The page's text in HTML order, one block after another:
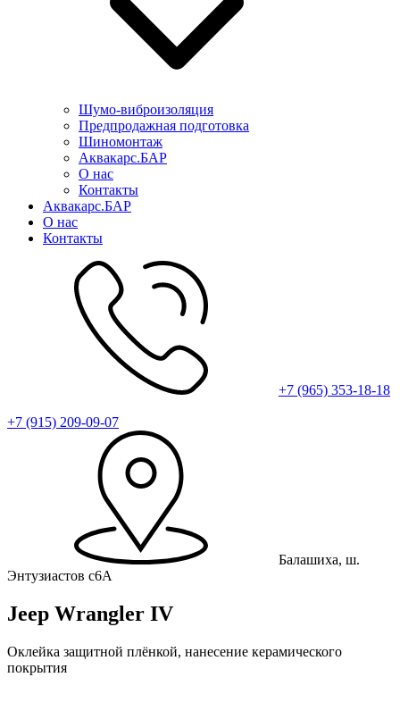
Шумо-виброизоляция
Предпродажная подготовка
Шиномонтаж
Аквакарс.БАР
О нас
Контакты
Аквакарс.БАР
О нас
Контакты
+7 (965) 353-18-18
+7 (915) 209-09-07
Балашиха, ш.
Энтузиастов с6А
Jeep Wrangler IV
Оклейка защитной плёнкой, нанесение керамического
покрытия